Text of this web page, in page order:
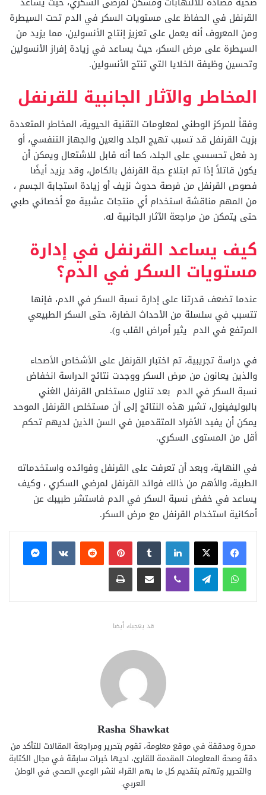
القرنفل في الحفاظ على مستويات السكر في الدم تحت السيطرة
ومن المعروف أنه يعمل على تعزيز إنتاج الأنسولين، مما يزيد من
السيطرة على مرض السكر، حيث يساعد في زيادة إفراز الأنسولين
وتحسين وظيفة الخلايا التي تنتج الأنسولين.
المخاطر والآثار الجانبية للقرنفل
وفقاً للمركز الوطني لمعلومات التقنية الحيوية، المخاطر المتعددة
بزيت القرنفل قد تسبب تهيج الجلد والعين والجهاز التنفسي، أو
رد فعل تحسسي على الجلد، كما أنه قابل للاشتعال ويمكن أن
يكون قاتلاً إذا تم ابتلاع حبة القرنفل بالكامل، وقد يزيد أيضًا
فصوص القرنفل من فرصة حدوث نزيف أو زيادة استجابة الجسم ،
من المهم مناقشة استخدام أي منتجات عشبية مع أخصائي طبي
حتى يتمكن من مراجعة الآثار الجانبية له.
كيف يساعد القرنفل في إدارة
مستويات السكر في الدم؟
عندما تضعف قدرتنا على إدارة نسبة السكر في الدم، فإنها
تتسبب في سلسلة من الأحداث الضارة، حتى السكر الطبيعي
المرتفع في الدم يثير أمراض القلب و).
في دراسة تجريبية، تم اختبار القرنفل على الأشخاص الأصحاء
والذين يعانون من مرض السكر ووجدت نتائج الدراسة انخفاض
نسبة السكر في الدم بعد تناول مستخلص القرنفل الغني
بالبوليفينول، تشير هذه النتائج إلى أن مستخلص القرنفل الموحد
يمكن أن يفيد الأفراد المتقدمين في السن الذين لديهم تحكم
أقل من المستوى السكري.
في النهاية، وبعد أن تعرفت على القرنفل وفوائده واستخدماته
الطبية، والأهم من ذالك فوائد القرنفل لمرضي السكري ، وكيف
يساعد في خفض نسبة السكر في الدم فاستشر طبيبك عن
أمكانية استخدام القرنفل مع مرض السكر.
فيسبوكX لينكدإن بينتيريست
ماسنجر
واتساب تيلقرام ڤايبر مشاركة عبر البريد طباعة
قد يعجبك أيضا
Rasha Shawkat
محررة ومدققة في موقع معلومة، تقوم بتحرير ومراجعة المقالات للتأكد من
دقة وصحة المعلومات المقدمة للقارئ، لديها خبرات سابقة في مجال الكتابة
والتحرير وتهتم بتقديم كل ما يهم القراء لنشر الوعي الصحي في الوطن
العربي.